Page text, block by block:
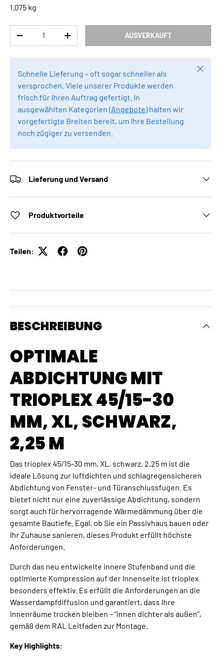
1.075 kg
MENGE VERRINGERNMENGE ERHÖHEN AUSVERKAUFT
Schnelle Lieferung – oft sogar schneller als
versprochen. Viele unserer Produkte werden
frisch für Ihren Auftrag gefertigt. In
ausgewählten Kategorien (Angebote) halten wir
vorgefertigte Breiten bereit, um Ihre Bestellung
noch zügiger zu versenden.
Lieferung und Versand
Produktvorteile
Teilen:
BESCHREIBUNG
OPTIMALE
ABDICHTUNG MIT
TRIOPLEX 45/15-30
MM, XL, SCHWARZ,
2,25 M
Das trioplex 45/15-30 mm, XL, schwarz, 2,25 m ist die
ideale Lösung zur luftdichten und schlagregensicheren
Abdichtung von Fenster- und Türanschlussfugen. Es
bietet nicht nur eine zuverlässige Abdichtung, sondern
sorgt auch für hervorragende Wärmedämmung über die
gesamte Bautiefe. Egal, ob Sie ein Passivhaus bauen oder
Ihr Zuhause sanieren, dieses Produkt erfüllt höchste
Anforderungen.
Durch das neu entwickelte innere Stufenband und die
optimierte Kompression auf der Innenseite ist trioplex
besonders effektiv. Es erfüllt die Anforderungen an die
Wasserdampfdiffusion und garantiert, dass Ihre
Innenräume trocken bleiben – ”innen dichter als außen”,
gemäß dem RAL Leitfaden zur Montage.
Key Highlights: